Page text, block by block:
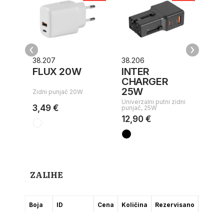
38.207
FLUX 20W
Zidni punjač 20W
3,49 €
38.206
INTER
CHARGER
25W
Univerzalni putni zidni
punjač, 25W
12,90 €
‹ ›
ZALIHE
Boja ID Cena Količina Rezervisano